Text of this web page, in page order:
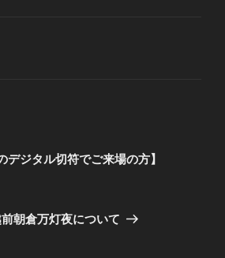
デジタル切符でご来場の方】
前朝倉万灯夜について